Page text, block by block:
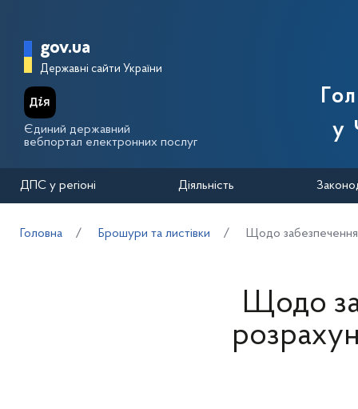
Головна сторінка Державної
gov.ua
Державні сайти України
Єдиний державний
вебпортал електронних послуг
у
ДПС у регіоні Діяльність
Головна Брошури та листівки Щодо забезпечення
Щодо